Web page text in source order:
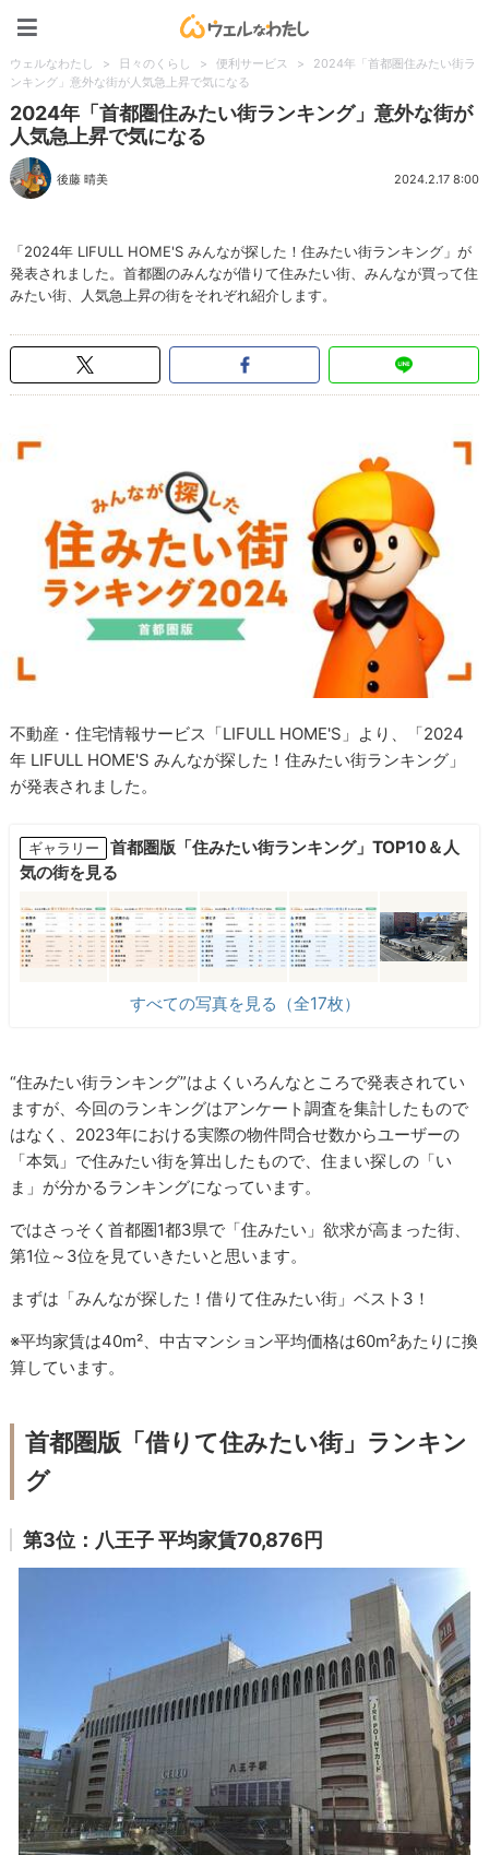
ウェルなわたし > 日々のくらし > 便利サービス >
2024年「首都圏住みたい街ラ
ンキング」意外な街が人気急上昇で気になる
2024年「首都圏住みたい街ランキング」意外な街が
人気急上昇で気になる
後藤 晴美 2024.2.17 8:00
「2024年 LIFULL HOME'S みんなが探した！住みたい街ランキング」が
発表されました。首都圏のみんなが借りて住みたい街、みんなが買って住
みたい街、人気急上昇の街をそれぞれ紹介します。
不動産・住宅情報サービス「LIFULL HOME'S」より、「2024
年 LIFULL HOME'S みんなが探した！住みたい街ランキング」
が発表されました。
ギャラリー
首都圏版「住みたい街ランキング」TOP10＆人
気の街を見る
すべての写真を見る（全17枚）
“住みたい街ランキング”はよくいろんなところで発表されてい
ますが、今回のランキングはアンケート調査を集計したもので
はなく、2023年における実際の物件問合せ数からユーザーの
「本気」で住みたい街を算出したもので、住まい探しの「い
ま」が分かるランキングになっています。
ではさっそく首都圏1都3県で「住みたい」欲求が高まった街、
第1位～3位を見ていきたいと思います。
まずは「みんなが探した！借りて住みたい街」ベスト3！
※平均家賃は40m²、中古マンション平均価格は60m²あたりに換
算しています。
首都圏版「借りて住みたい街」ランキン
グ
第3位：八王子 平均家賃70,876円